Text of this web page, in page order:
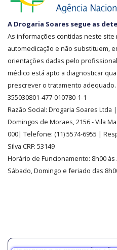
A Drogaria Soares segue as
As informações contidas neste site
automedicação e não substituem,
orientações dadas pelo
médico está apto a diagnosticar
prescrever o tratamento
355030801-477-010780-1-1
Razão Social: Drogaria Soares Ltda
Domingos de Moraes, 2156-Vila
000| Telefone: (11)5574-6955 |
Silva CRF: 53149
Horário de Funcionamento: 8h00
Sábado, Domingo e feriado das